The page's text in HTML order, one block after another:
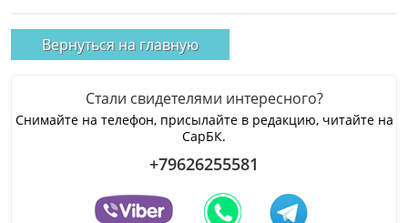
Вернуться на главную
Стали свидетелями интересного?
Снимайте на телефон, присылайте в редакцию, читайте на
СарБК.
+79626255581